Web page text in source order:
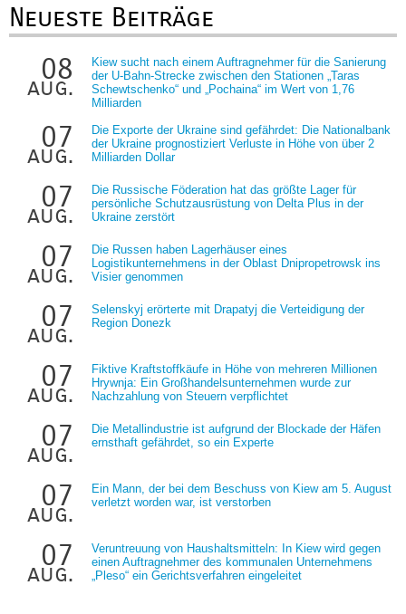
Neueste Beiträge
08
aug.
Kiew sucht nach einem Auftragnehmer für die Sanierung
der U-Bahn-Strecke zwischen den Stationen „Taras
Schewtschenko“ und „Pochaina“ im Wert von 1,76
Milliarden
07
aug.
Die Exporte der Ukraine sind gefährdet: Die Nationalbank
der Ukraine prognostiziert Verluste in Höhe von über 2
Milliarden Dollar
07
aug.
Die Russische Föderation hat das größte Lager für
persönliche Schutzausrüstung von Delta Plus in der
Ukraine zerstört
07
aug.
Die Russen haben Lagerhäuser eines
Logistikunternehmens in der Oblast Dnipropetrowsk ins
Visier genommen
07
aug.
Selenskyj erörterte mit Drapatyj die Verteidigung der
Region Donezk
07
aug.
Fiktive Kraftstoffkäufe in Höhe von mehreren Millionen
Hrywnja: Ein Großhandelsunternehmen wurde zur
Nachzahlung von Steuern verpflichtet
07
aug.
Die Metallindustrie ist aufgrund der Blockade der Häfen
ernsthaft gefährdet, so ein Experte
07
aug.
Ein Mann, der bei dem Beschuss von Kiew am 5. August
verletzt worden war, ist verstorben
07
aug.
Veruntreuung von Haushaltsmitteln: In Kiew wird gegen
einen Auftragnehmer des kommunalen Unternehmens
„Pleso“ ein Gerichtsverfahren eingeleitet